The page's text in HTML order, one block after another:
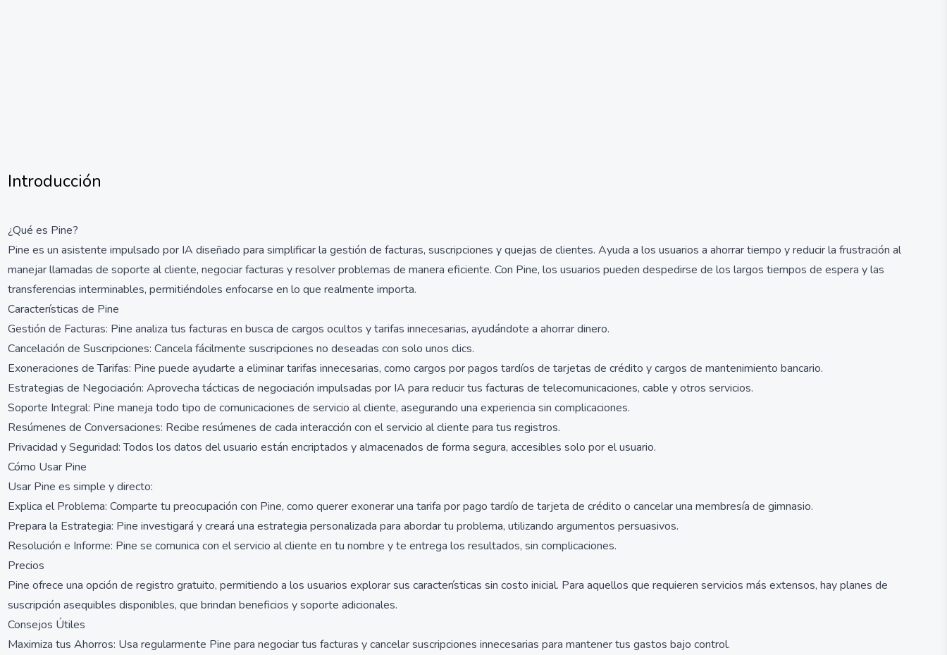
Introducción
¿Qué es Pine?
Pine es un asistente impulsado por IA diseñado para simplificar la gestión de facturas, suscripciones y quejas de clientes. Ayuda a los usuarios a ahorrar tiempo y reducir la frustración al
manejar llamadas de soporte al cliente, negociar facturas y resolver problemas de manera eficiente. Con Pine, los usuarios pueden despedirse de los largos tiempos de espera y las
transferencias interminables, permitiéndoles enfocarse en lo que realmente importa.
Características de Pine
Gestión de Facturas: Pine analiza tus facturas en busca de cargos ocultos y tarifas innecesarias, ayudándote a ahorrar dinero.
Cancelación de Suscripciones: Cancela fácilmente suscripciones no deseadas con solo unos clics.
Exoneraciones de Tarifas: Pine puede ayudarte a eliminar tarifas innecesarias, como cargos por pagos tardíos de tarjetas de crédito y cargos de mantenimiento bancario.
Estrategias de Negociación: Aprovecha tácticas de negociación impulsadas por IA para reducir tus facturas de telecomunicaciones, cable y otros servicios.
Soporte Integral: Pine maneja todo tipo de comunicaciones de servicio al cliente, asegurando una experiencia sin complicaciones.
Resúmenes de Conversaciones: Recibe resúmenes de cada interacción con el servicio al cliente para tus registros.
Privacidad y Seguridad: Todos los datos del usuario están encriptados y almacenados de forma segura, accesibles solo por el usuario.
Cómo Usar Pine
Usar Pine es simple y directo:
Explica el Problema: Comparte tu preocupación con Pine, como querer exonerar una tarifa por pago tardío de tarjeta de crédito o cancelar una membresía de gimnasio.
Prepara la Estrategia: Pine investigará y creará una estrategia personalizada para abordar tu problema, utilizando argumentos persuasivos.
Resolución e Informe: Pine se comunica con el servicio al cliente en tu nombre y te entrega los resultados, sin complicaciones.
Precios
Pine ofrece una opción de registro gratuito, permitiendo a los usuarios explorar sus características sin costo inicial. Para aquellos que requieren servicios más extensos, hay planes de
suscripción asequibles disponibles, que brindan beneficios y soporte adicionales.
Consejos Útiles
Maximiza tus Ahorros: Usa regularmente Pine para negociar tus facturas y cancelar suscripciones innecesarias para mantener tus gastos bajo control.